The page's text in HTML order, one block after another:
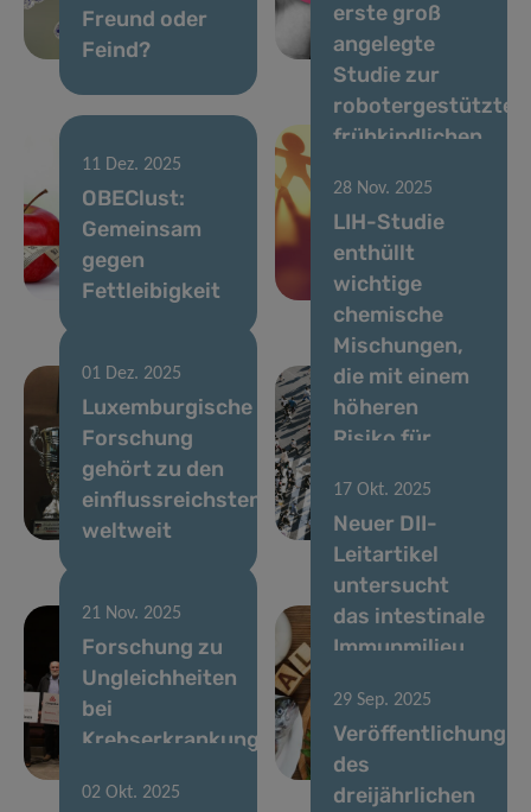
Freund oder
Feind?
von Frauen
mit Krebs.
11 Dez. 2025
OBEClust:
Gemeinsam
gegen
Fettleibigkeit
erste groß
angelegte
Studie zur
robotergestützten
frühkindlichen
zu Hause für
autistische
Kinder mit
QTrobot
01 Dez. 2025
Luxemburgische
Forschung
gehört zu den
einflussreichsten
weltweit
28 Nov. 2025
LIH-Studie
enthüllt
wichtige
chemische
Mischungen,
die mit einem
höheren
Risiko für
in Verbindung
stehen
21 Nov. 2025
Forschung zu
Ungleichheiten
bei
Krebserkrankungen
17 Okt. 2025
Neuer DII-
Leitartikel
untersucht
das intestinale
Immunmilieu
Erdnussallergien
und oraler
Immuntherapie
02 Okt. 2025
29 Sep. 2025
Veröffentlichung
des
dreijährlichen